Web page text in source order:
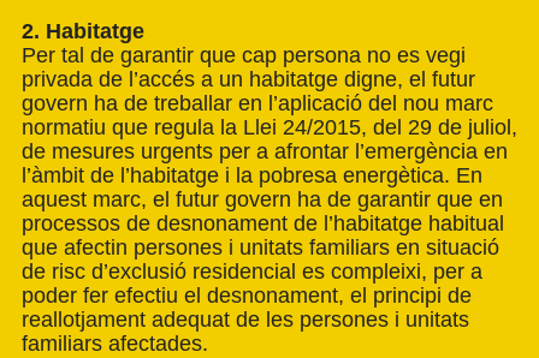
2. Habitatge
Per tal de garantir que cap persona no es vegi
privada de l’accés a un habitatge digne, el futur
govern ha de treballar en l’aplicació del nou marc
normatiu que regula la Llei 24/2015, del 29 de juliol,
de mesures urgents per a afrontar l’emergència en
l’àmbit de l’habitatge i la pobresa energètica. En
aquest marc, el futur govern ha de garantir que en
processos de desnonament de l’habitatge habitual
que afectin persones i unitats familiars en situació
de risc d’exclusió residencial es compleixi, per a
poder fer efectiu el desnonament, el principi de
reallotjament adequat de les persones i unitats
familiars afectades.